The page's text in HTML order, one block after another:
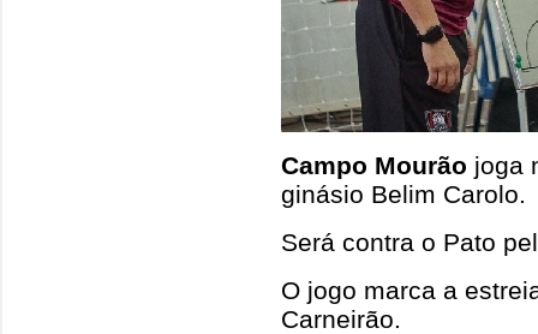
Campo Mourão joga
ginásio Belim Carolo.
Será contra o Pato
O jogo marca a
Carneirão.